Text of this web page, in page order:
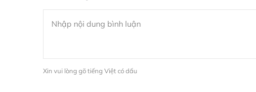
Xin vui lòng gõ tiếng Việt có dấu